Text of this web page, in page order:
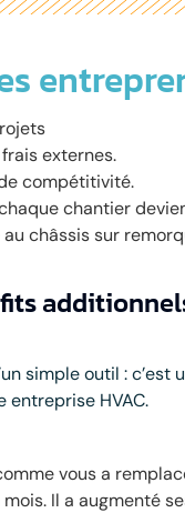
externes.
compétitivité.
chantier
au châssis sur
simple outil : c’est
entreprise HVAC.
vous a
Il a augmenté